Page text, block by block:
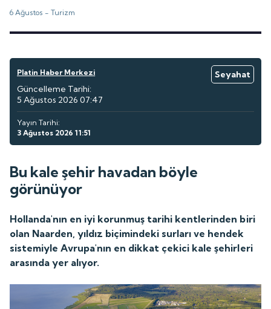
6 Ağustos -Turizm
Platin Haber Merkezi
Seyahat
Güncelleme Tarihi:
5 Ağustos 2026 07:47
Yayın Tarihi:
3 Ağustos 2026 11:51
Bu kale şehir havadan böyle
görünüyor
Hollanda'nın en iyi korunmuş tarihi kentlerinden biri
olan Naarden, yıldız biçimindeki surları ve hendek
sistemiyle Avrupa'nın en dikkat çekici kale şehirleri
arasında yer alıyor.